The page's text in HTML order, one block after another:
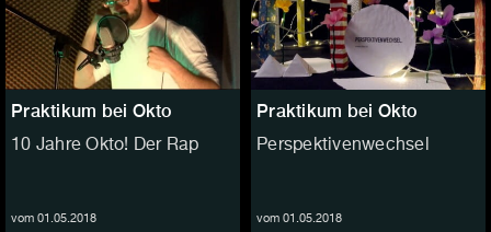
Praktikum bei Okto
10 Jahre Okto! Der Rap
vom 01.05.2018
Praktikum bei Okto
Perspektivenwechsel
vom 01.05.2018